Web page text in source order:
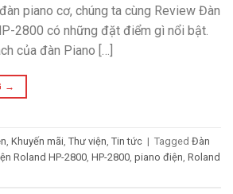
piano cơ, chúng ta cùng Review Đàn
2800 có những đặt điểm gì nổi bật.
của đàn Piano […]
→
Khuyến mãi Thư viện Tin tức | Tagged Đàn
Roland HP-2800 HP-2800 piano điện Roland